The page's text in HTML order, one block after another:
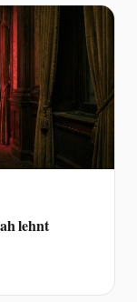
lehnt